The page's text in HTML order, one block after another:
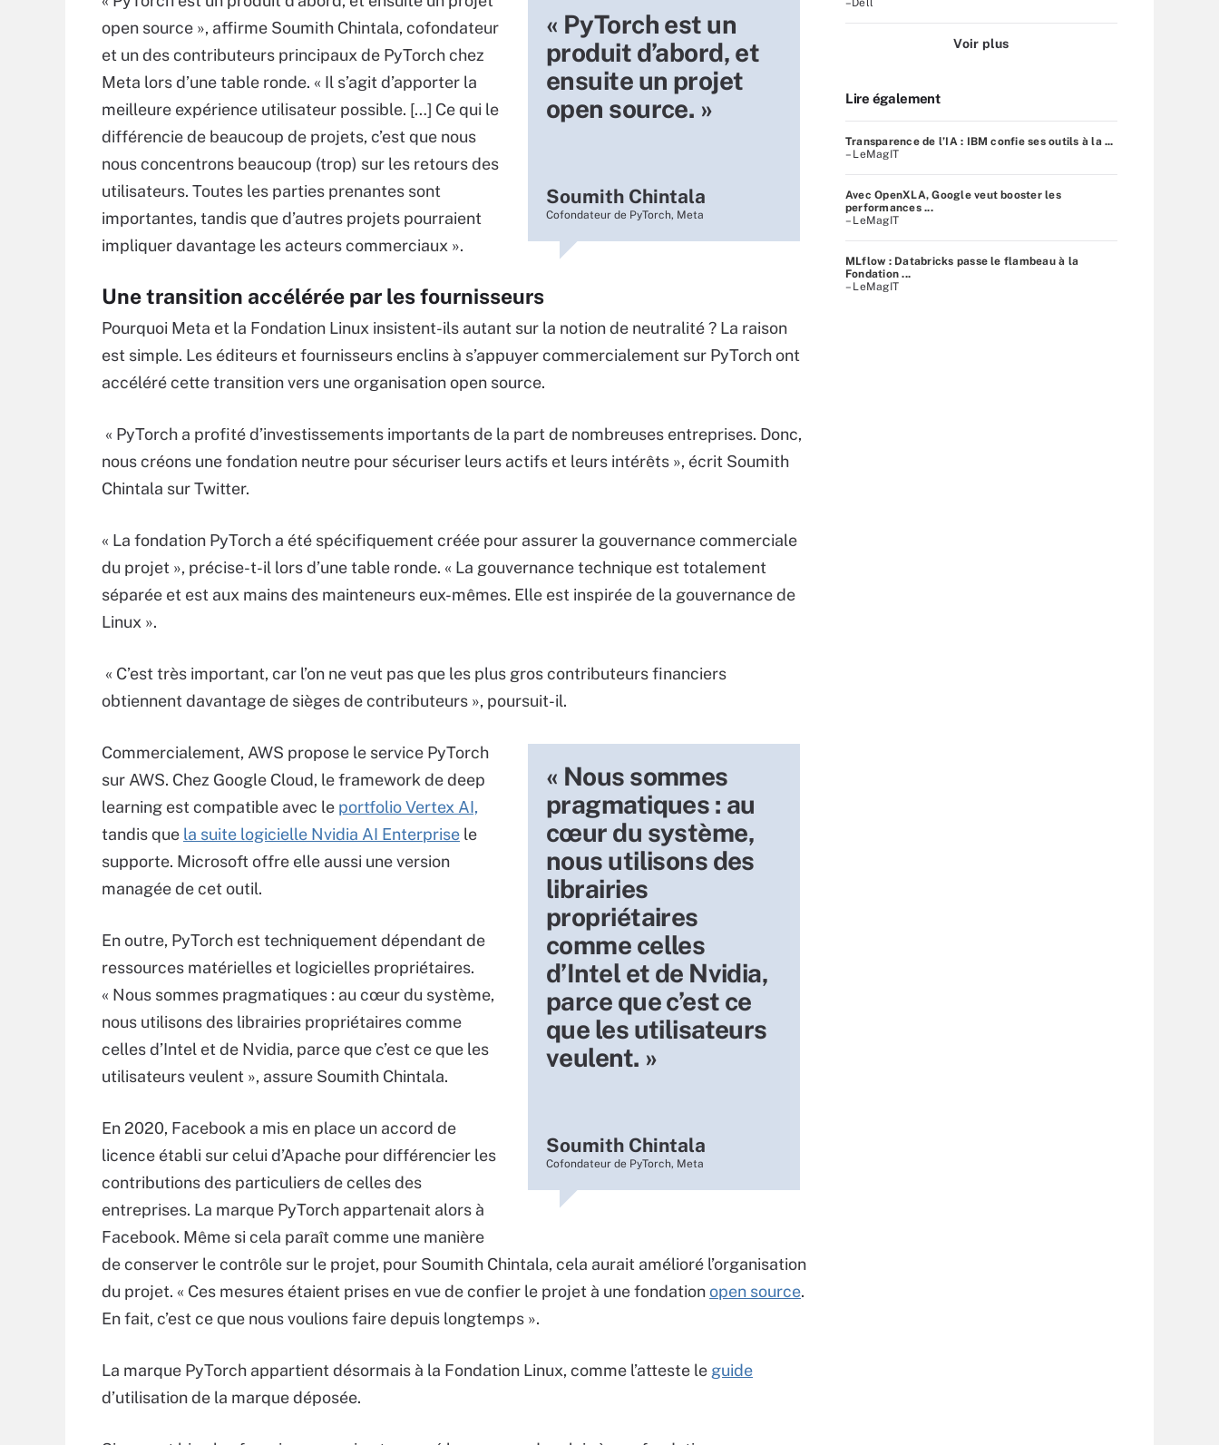
« PyTorch est un
produit d’abord, et
ensuite un projet
open source. »
Soumith Chintala
Cofondateur de PyTorch, Meta
open source », affirme Soumith Chintala, cofondateur
et un des contributeurs principaux de PyTorch chez
Meta lors d’une table ronde. « Il s’agit d’apporter la
meilleure expérience utilisateur possible. […] Ce qui le
différencie de beaucoup de projets, c’est que nous
nous concentrons beaucoup (trop) sur les retours des
utilisateurs. Toutes les parties prenantes sont
importantes, tandis que d’autres projets pourraient
impliquer davantage les acteurs commerciaux ».
Une transition accélérée par les fournisseurs
Pourquoi Meta et la Fondation Linux insistent-ils autant sur la notion de neutralité ? La raison
est simple. Les éditeurs et fournisseurs enclins à s’appuyer commercialement sur PyTorch ont
accéléré cette transition vers une organisation open source.
« PyTorch a profité d’investissements importants de la part de nombreuses entreprises. Donc,
nous créons une fondation neutre pour sécuriser leurs actifs et leurs intérêts », écrit Soumith
Chintala sur Twitter.
« La fondation PyTorch a été spécifiquement créée pour assurer la gouvernance commerciale
du projet », précise-t-il lors d’une table ronde. « La gouvernance technique est totalement
séparée et est aux mains des mainteneurs eux-mêmes. Elle est inspirée de la gouvernance de
Linux ».
« C’est très important, car l’on ne veut pas que les plus gros contributeurs financiers
obtiennent davantage de sièges de contributeurs », poursuit-il.
« Nous sommes
pragmatiques : au
cœur du système,
nous utilisons des
librairies
propriétaires
comme celles
d’Intel et de Nvidia,
parce que c’est ce
que les utilisateurs
veulent. »
Soumith Chintala
Cofondateur de PyTorch, Meta
Commercialement, AWS propose le service PyTorch
sur AWS. Chez Google Cloud, le framework de deep
learning est compatible avec le portfolio Vertex AI,
tandis que la suite logicielle Nvidia AI Enterprise le
supporte. Microsoft offre elle aussi une version
managée de cet outil.
En outre, PyTorch est techniquement dépendant de
ressources matérielles et logicielles propriétaires.
« Nous sommes pragmatiques : au cœur du système,
nous utilisons des librairies propriétaires comme
celles d’Intel et de Nvidia, parce que c’est ce que les
utilisateurs veulent », assure Soumith Chintala.
En 2020, Facebook a mis en place un accord de
licence établi sur celui d’Apache pour différencier les
contributions des particuliers de celles des
entreprises. La marque PyTorch appartenait alors à
Facebook. Même si cela paraît comme une manière
de conserver le contrôle sur le projet, pour Soumith Chintala, cela aurait amélioré l’organisation
du projet. « Ces mesures étaient prises en vue de confier le projet à une fondationopen source.
En fait, c’est ce que nous voulions faire depuis longtemps ».
La marque PyTorch appartient désormais à la Fondation Linux, comme l’atteste le guide
d’utilisation de la marque déposée.
–Dell
Voir plus
Lire également
Transparence de l’IA : IBM confie ses outils à la ...
– LeMagIT
Avec OpenXLA, Google veut booster les
performances ...
– LeMagIT
MLflow : Databricks passe le flambeau à la
Fondation ...
– LeMagIT